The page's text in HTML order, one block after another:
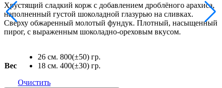
Хрустящий сладкий корж с добавлением дроблёного арахиса,
наполненный густой шоколадной глазурью на сливках.
Сверху обжаренный молотый фундук. Плотный, насыщенный
пирог, с выраженным шоколадно-ореховым вкусом.
Вес
26 см. 800(±50) гр.
18 см. 400(±30) гр.
Очистить